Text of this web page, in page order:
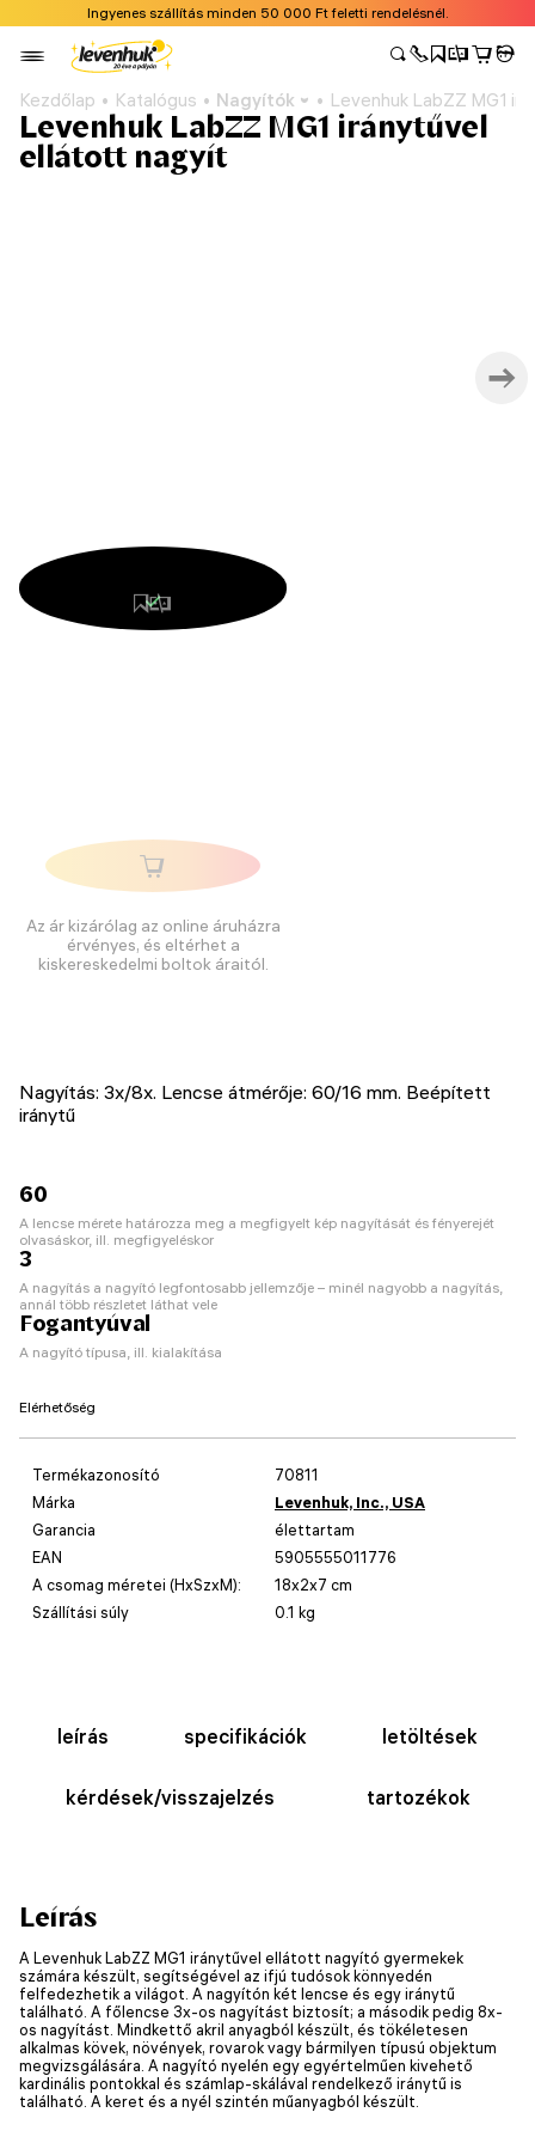
Ingyenes szállítás minden 50 000 Ft feletti rendelésnél.
Kezdőlap Katalógus Nagyítók Levenhuk LabZZ MG1
Levenhuk LabZZ MG1 iránytűvel
ellátott nagyít
Az ár kizárólag az online áruházra
érvényes, és eltérhet a
kiskereskedelmi boltok áraitól.
Nagyítás: 3x/8x. Lencse átmérője: 60/16 mm. Beépített
iránytű
60
A lencse mérete határozza meg a megfigyelt kép nagyítását és fényerejét
olvasáskor, ill. megfigyeléskor
3
A nagyítás a nagyító legfontosabb jellemzője – minél nagyobb a nagyítás,
annál több részletet láthat vele
Fogantyúval
A nagyító típusa, ill. kialakítása
Elérhetőség
Termékazonosító
70811
Márka
Levenhuk, Inc., USA
Garancia
élettartam
EAN
5905555011776
A csomag méretei (HxSzxM):
18x2x7 cm
Szállítási súly
0.1 kg
leírás specifikációk letöltések
kérdések/visszajelzés tartozékok
Leírás
A Levenhuk LabZZ MG1 iránytűvel ellátott nagyító gyermekek
számára készült, segítségével az ifjú tudósok könnyedén
felfedezhetik a világot. A nagyítón két lencse és egy iránytű
található. A főlencse 3x-os nagyítást biztosít; a második pedig 8x-
os nagyítást. Mindkettő akril anyagból készült, és tökéletesen
alkalmas kövek, növények, rovarok vagy bármilyen típusú objektum
megvizsgálására. A nagyító nyelén egy egyértelműen kivehető
kardinális pontokkal és számlap-skálával rendelkező iránytű is
található. A keret és a nyél szintén műanyagból készült.